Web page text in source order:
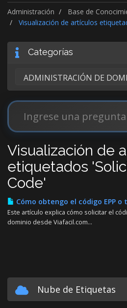
Administración
Base de
Visualización de artículos
Categorías
Visualización de
etiquetados
Code'
Cómo obtengo el código EPP
Este artículo explica cómo solicitar el
dominio desde Viafacil.com...
Nube de Etiquetas